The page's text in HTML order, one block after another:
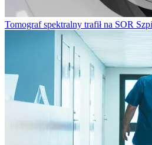
Tomograf spektralny trafił na SOR